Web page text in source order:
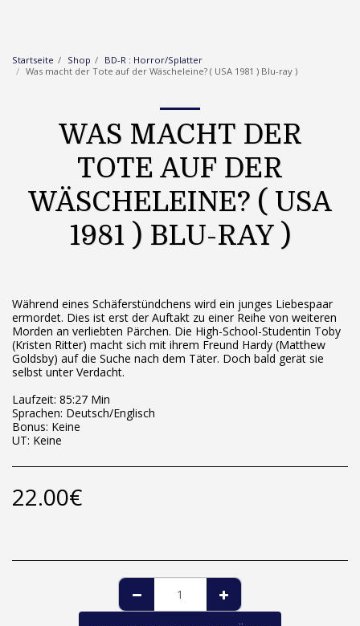
Startseite Shop
BD-R : Horror/Splatter
Was macht der Tote auf der Wäscheleine? ( USA 1981 ) Blu-ray )
WAS MACHT DER
TOTE AUF DER
WÄSCHELEINE? ( USA
1981 ) BLU-RAY )
Während eines Schäferstündchens wird ein junges Liebespaar
ermordet. Dies ist erst der Auftakt zu einer Reihe von weiteren
Morden an verliebten Pärchen. Die High-School-Studentin Toby
(Kristen Ritter) macht sich mit ihrem Freund Hardy (Matthew
Goldsby) auf die Suche nach dem Täter. Doch bald gerät sie
selbst unter Verdacht.
Laufzeit: 85:27 Min
Sprachen: Deutsch/Englisch
Bonus: Keine
UT: Keine
22.00€